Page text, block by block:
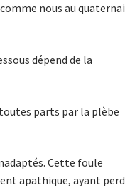
nous au
dépend de la
parts par la plèbe
Cette foule
apathique, ayant